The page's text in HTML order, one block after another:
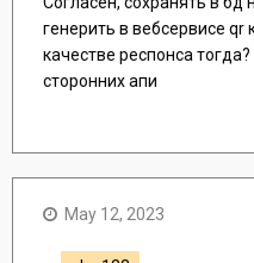
генерить в вебсервисе qr
качестве респонса
сторонних апи
May 12, 2023